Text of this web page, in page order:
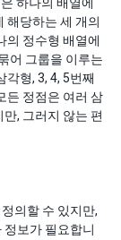
해당하는 세 개의
의 정수형 배열에
어 그룹을 이루는
각형, 3, 4, 5번째
든 정점은 여러 삼
, 그러지 않는 편
의할 수 있지만,
보가 필요합니